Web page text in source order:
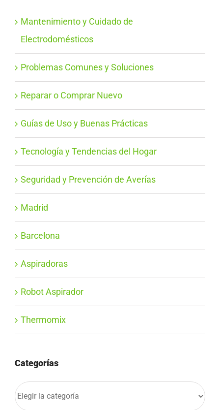
Mantenimiento y Cuidado de
Electrodomésticos
Problemas Comunes y Soluciones
Reparar o Comprar Nuevo
Guías de Uso y Buenas Prácticas
Tecnología y Tendencias del Hogar
Seguridad y Prevención de Averías
Madrid
Barcelona
Aspiradoras
Robot Aspirador
Thermomix
Categorías
Categorías